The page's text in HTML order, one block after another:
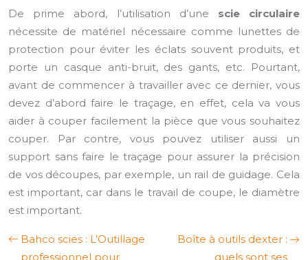
De prime abord, l’utilisation d’une scie circulaire
nécessite de matériel nécessaire comme lunettes de
protection pour éviter les éclats souvent produits, et
porte un casque anti-bruit, des gants, etc. Pourtant,
avant de commencer à travailler avec ce dernier, vous
devez d’abord faire le traçage, en effet, cela va vous
aider à couper facilement la pièce que vous souhaitez
couper. Par contre, vous pouvez utiliser aussi un
support sans faire le traçage pour assurer la précision
de vos découpes, par exemple, un rail de guidage. Cela
est important, car dans le travail de coupe, le diamètre
est important.
Bahco scies : L’Outillage
professionnel pour
Boîte à outils dexter :
quels sont ses